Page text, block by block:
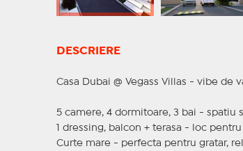
DESCRIERE
Casa Dubai @ Vegass Villas - vibe de
5 camere, 4 dormitoare, 3 bai - spatiu
1 dressing, balcon + terasa - loc
Curte mare - perfecta pentru gratar,